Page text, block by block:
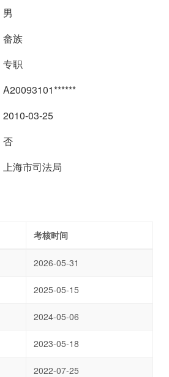
男
畲族
专职
A20093101******
2010-03-25
否
上海市司法局
考核时间
2026-05-31
2025-05-15
2024-05-06
2023-05-18
2022-07-25